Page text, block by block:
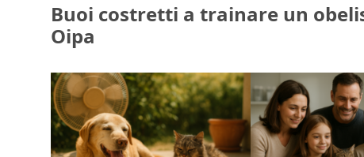
Buoi costretti a trainare un
Oipa